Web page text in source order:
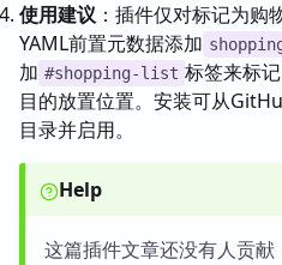
使用建议 ：插件仅对标记为购
YAML前置元数据添加
加 #shopping-list 标签来标
目的放置位置。安装可从
目录并启用。
Help
这篇插件文章还没有人贡献